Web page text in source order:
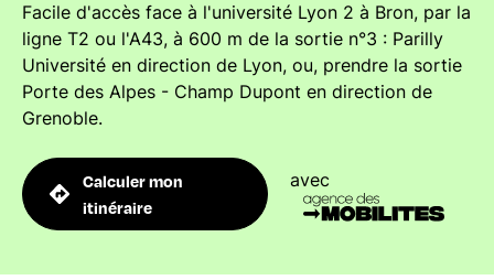
Facile d'accès face à l'université Lyon 2 à Bron, par la
ligne T2 ou l'A43, à 600 m de la sortie n°3 : Parilly
Université en direction de Lyon, ou, prendre la sortie
Porte des Alpes - Champ Dupont en direction de
Grenoble.
Calculer mon
itinéraire
avec